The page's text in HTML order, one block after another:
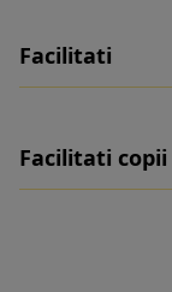
Facilitati
Facilitati copii